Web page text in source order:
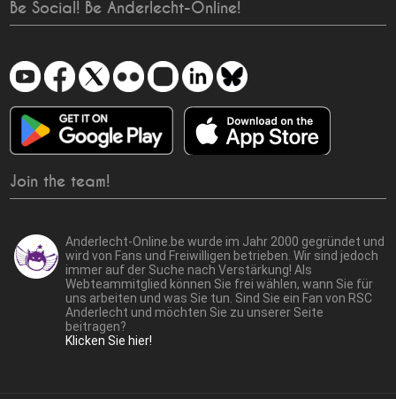
Be Social! Be Anderlecht-Online!
Join the team!
Anderlecht-Online.be wurde im Jahr 2000 gegründet und
wird von Fans und Freiwilligen betrieben. Wir sind jedoch
immer auf der Suche nach Verstärkung! Als
Webteammitglied können Sie frei wählen, wann Sie für
uns arbeiten und was Sie tun. Sind Sie ein Fan von RSC
Anderlecht und möchten Sie zu unserer Seite
beitragen?
Klicken Sie hier!